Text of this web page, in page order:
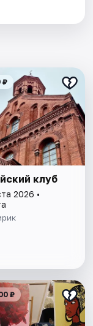
₽
клуб
2026 •
₽